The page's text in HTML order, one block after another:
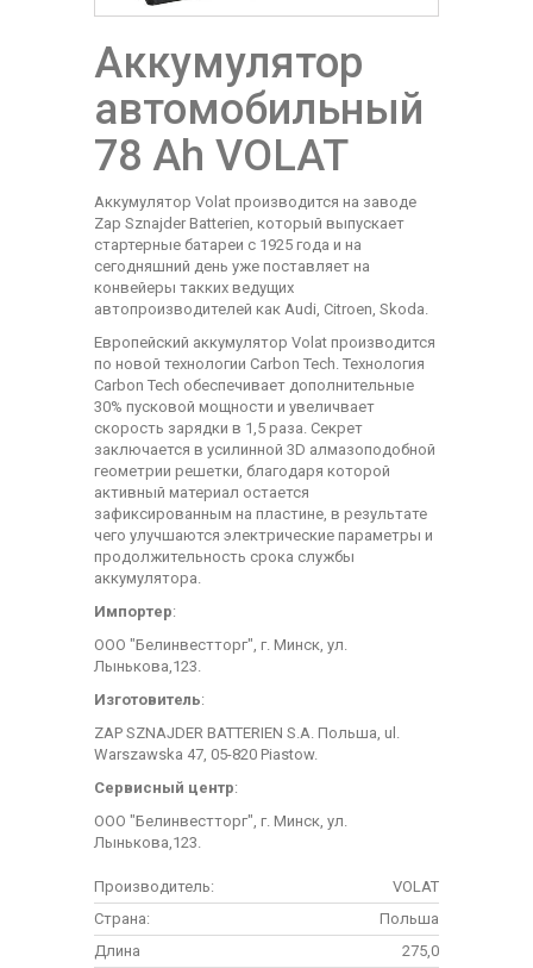
Аккумулятор
автомобильный
78 Аh VOLAT
Аккумулятор Volat производится на заводе
Zap Sznajder Batterien, который выпускает
стартерные батареи с 1925 года и на
сегодняшний день уже поставляет на
конвейеры такких ведущих
автопроизводителей как Audi, Citroen, Skoda.
Европейский аккумулятор Volat производится
по новой технологии Carbon Tech. Технология
Carbon Tech обеспечивает дополнительные
30% пусковой мощности и увеличвает
скорость зарядки в 1,5 раза. Секрет
заключается в усилинной 3D алмазоподобной
геометрии решетки, благодаря которой
активный материал остается
зафиксированным на пластине, в результате
чего улучшаются электрические параметры и
продолжительность срока службы
аккумулятора.
Импортер:
ООО "Белинвестторг", г. Минск, ул.
Лынькова,123.
Изготовитель:
ZAP SZNAJDER BATTERIEN S.A. Польша, ul.
Warszawska 47, 05-820 Piastow.
Сервисный центр:
ООО "Белинвестторг", г. Минск, ул.
Лынькова,123.
Производитель:
VOLAT
Страна:
Польша
Длина
275,0